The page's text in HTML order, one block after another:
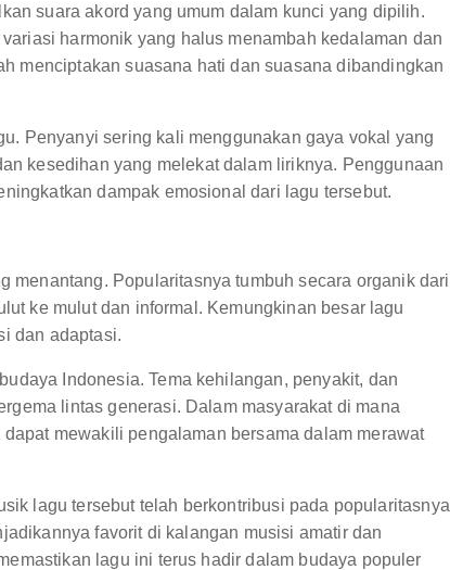
suara akord yang umum dalam kunci yang dipilih.
harmonik yang halus menambah kedalaman dan
menciptakan suasana hati dan suasana dibandingkan
Penyanyi sering kali menggunakan gaya vokal yang
kesedihan yang melekat dalam liriknya. Penggunaan
dampak emosional dari lagu tersebut.
menantang. Popularitasnya tumbuh secara organik dari
ke mulut dan informal. Kemungkinan besar lagu
dan adaptasi.
Indonesia. Tema kehilangan, penyakit, dan
lintas generasi. Dalam masyarakat di mana
mewakili pengalaman bersama dalam merawat
lagu tersebut telah berkontribusi pada popularitasnya
favorit di kalangan musisi amatir dan
lagu ini terus hadir dalam budaya populer